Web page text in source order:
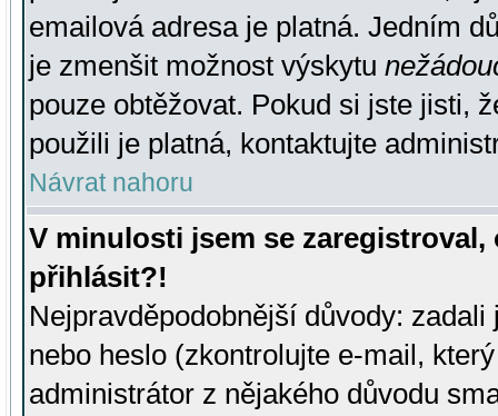
emailová adresa je platná. Jedním
je zmenšit možnost výskytu
pouze obtěžovat. Pokud si jste jisti,
použili je platná, kontaktujte
Návrat nahoru
V minulosti jsem se
přihlásit?!
Nejpravděpodobnější důvody:
nebo heslo (zkontrolujte e-mail,
administrátor z nějakého důvodu